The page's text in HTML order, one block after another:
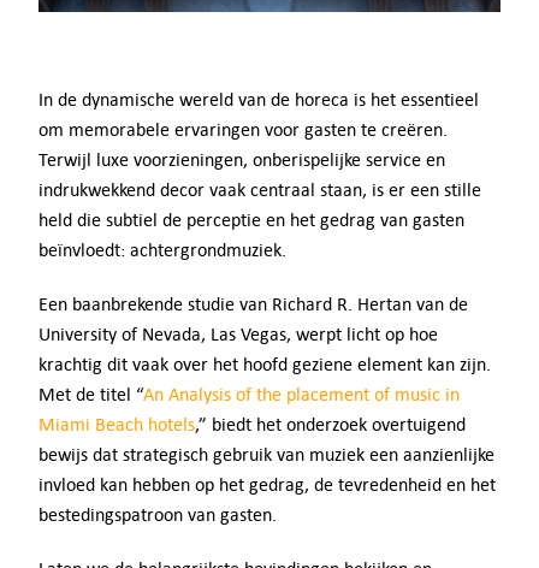
Probeer gratis
Support
Inloggen
In de dynamische wereld van de horeca is het essentieel
om memorabele ervaringen voor gasten te creëren.
Terwijl luxe voorzieningen, onberispelijke service en
indrukwekkend decor vaak centraal staan, is er een stille
held die subtiel de perceptie en het gedrag van gasten
beïnvloedt: achtergrondmuziek.
Een baanbrekende studie van Richard R. Hertan van de
University of Nevada, Las Vegas, werpt licht op hoe
krachtig dit vaak over het hoofd geziene element kan zijn.
Met de titel “An Analysis of the placement of music in
Miami Beach hotels,” biedt het onderzoek overtuigend
bewijs dat strategisch gebruik van muziek een aanzienlijke
invloed kan hebben op het gedrag, de tevredenheid en het
bestedingspatroon van gasten.